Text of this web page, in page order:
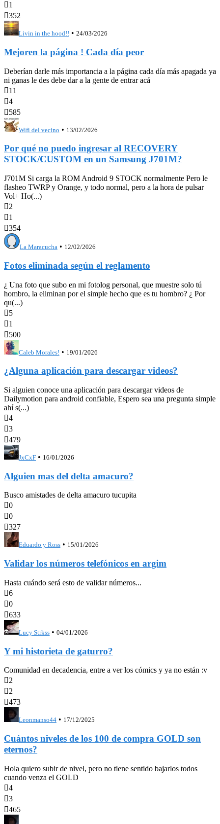
1
352
Livin in the hood!! • 24/03/2026
Mejoren la página ! Cada día peor
Deberían darle más importancia a la página cada día más apagada ya
ni ganas le des debe dar a la gente de entrar acá
11
4
585
Wifi del vecino • 13/02/2026
Por qué no puedo ingresar al RECOVERY
STOCK/CUSTOM en un Samsung J701M?
J701M Si carga la ROM Android 9 STOCK normalmente Pero le
flasheo TWRP y Orange, y todo normal, pero a la hora de pulsar
Vol+ Ho(...)
2
1
354
La Maracucha • 12/02/2026
Fotos eliminada según el reglamento
¿ Una foto que subo en mi fotolog personal, que muestre solo tú
hombro, la eliminan por el simple hecho que es tu hombro? ¿ Por
qu(...)
5
1
500
Caleb Morales! • 19/01/2026
¿Alguna aplicación para descargar videos?
Si alguien conoce una aplicación para descargar videos de
Dailymotion para android confiable, Espero sea una pregunta simple
ahí s(...)
4
3
479
JxCxF • 16/01/2026
Alguien mas del delta amacuro?
Busco amistades de delta amacuro tucupita
0
0
327
Eduardo y Ross • 15/01/2026
Validar los números telefónicos en argim
Hasta cuándo será esto de validar números...
6
0
633
Lucy Strkss • 04/01/2026
Y mi historieta de gaturro?
Comunidad en decadencia, entre a ver los cómics y ya no están :v
2
2
473
Leonmanso44 • 17/12/2025
Cuántos niveles de los 100 de compra GOLD son
eternos?
Hola quiero subir de nivel, pero no tiene sentido bajarlos todos
cuando venza el GOLD
4
3
465